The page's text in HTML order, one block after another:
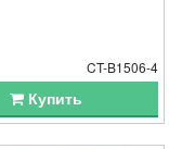
CT-B1506-4
Купить